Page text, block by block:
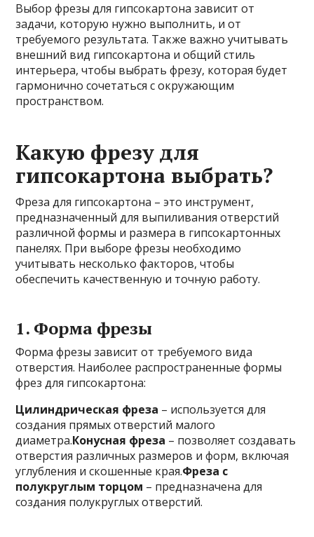
Выбор фрезы для гипсокартона зависит от
задачи, которую нужно выполнить, и от
требуемого результата. Также важно учитывать
внешний вид гипсокартона и общий стиль
интерьера, чтобы выбрать фрезу, которая будет
гармонично сочетаться с окружающим
пространством.
Какую фрезу для
гипсокартона выбрать?
Фреза для гипсокартона – это инструмент,
предназначенный для выпиливания отверстий
различной формы и размера в гипсокартонных
панелях. При выборе фрезы необходимо
учитывать несколько факторов, чтобы
обеспечить качественную и точную работу.
1. Форма фрезы
Форма фрезы зависит от требуемого вида
отверстия. Наиболее распространенные формы
фрез для гипсокартона:
Цилиндрическая фреза – используется для
создания прямых отверстий малого
диаметра.Конусная фреза – позволяет создавать
отверстия различных размеров и форм, включая
углубления и скошенные края.Фреза с
полукруглым торцом – предназначена для
создания полукруглых отверстий.